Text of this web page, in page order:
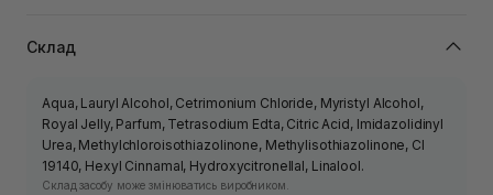
Склад
Aqua, Lauryl Alcohol, Cetrimonium Chloride, Myristyl Alcohol,
Royal Jelly, Parfum, Tetrasodium Edta, Citric Acid, Imidazolidinyl
Urea, Methylchloroisothiazolinone, Methylisothiazolinone, CI
19140, Hexyl Cinnamal, Hydroxycitronellal, Linalool.
Склад засобу може змінюватись виробником.